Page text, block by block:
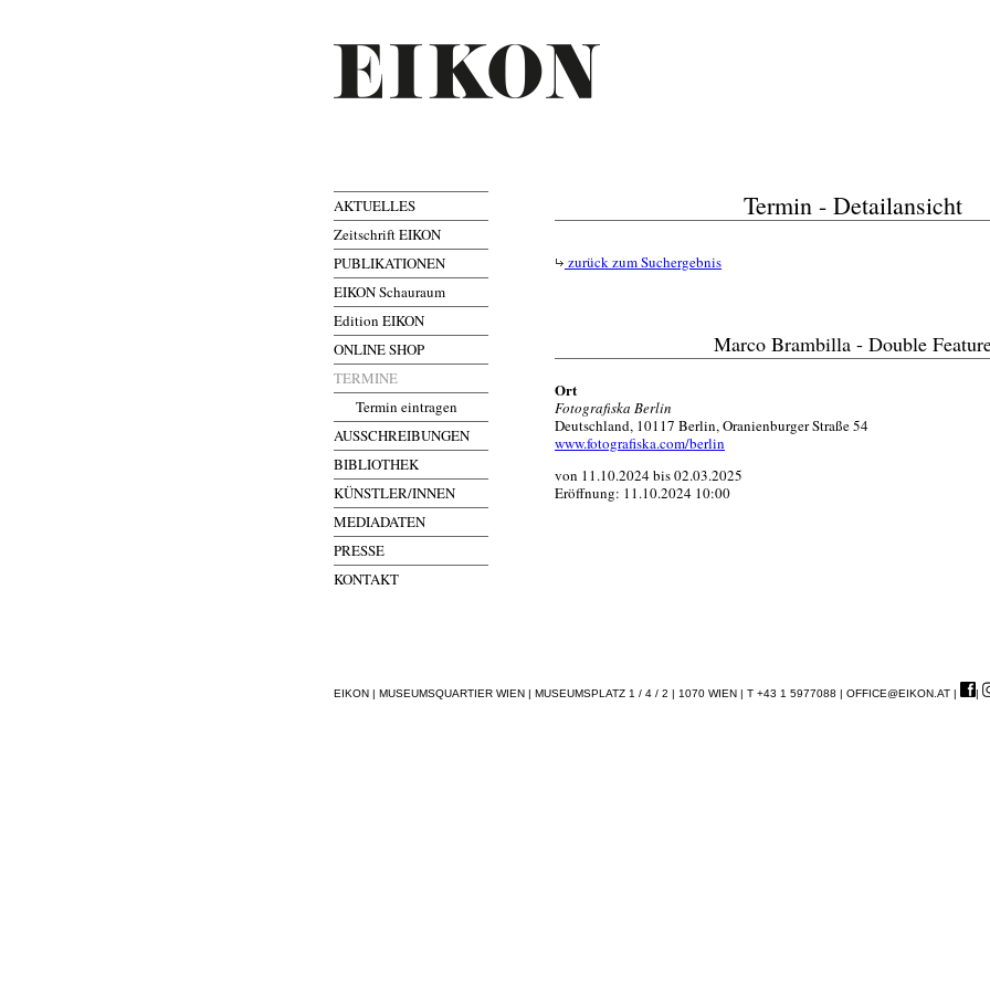
AKTUELLES
Zeitschrift EIKON
PUBLIKATIONEN
EIKON Schauraum
Edition EIKON
ONLINE SHOP
TERMINE
Termin eintragen
AUSSCHREIBUNGEN
BIBLIOTHEK
KÜNSTLER/INNEN
MEDIADATEN
PRESSE
KONTAKT
Termin - Detailansicht
zurück zum Suchergebnis
Marco Brambilla - Double
Ort
Fotografiska Berlin
Deutschland, 10117 Berlin, Oranienburger Straße 54
www.fotografiska.com/berlin
von 11.10.2024 bis 02.03.2025
Eröffnung: 11.10.2024 10:00
EIKON | MUSEUMSQUARTIER WIEN | MUSEUMSPLATZ 1 / 4 / 2 | 1070 WIEN | T +43 1 5977088 | OFFICE@EIKON.AT | |